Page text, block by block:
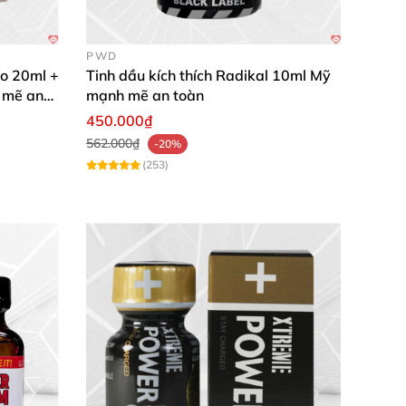
mái hơn hẳn, chất lượng Mỹ xịn sò. Siêu
gần gũi, sung sướng đỉnh cao. Đáng mua
20ml +
an
PWD
Tinh dầu kích thích Radikal 10ml Mỹ
mạnh mẽ an toàn
450.000₫
562.000₫
-20%
(253)